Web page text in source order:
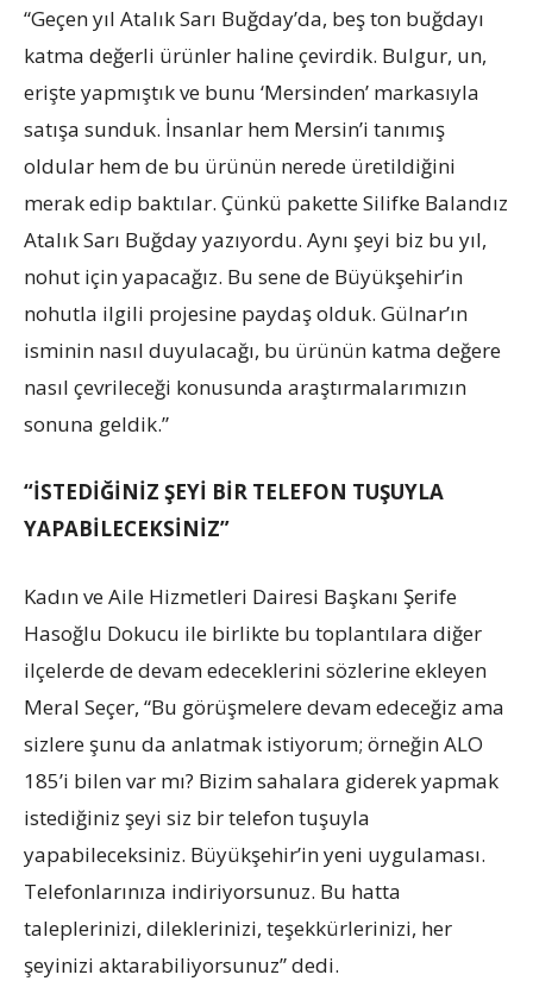
“Geçen yıl Atalık Sarı Buğday’da, beş ton buğdayı
katma değerli ürünler haline çevirdik. Bulgur, un,
erişte yapmıştık ve bunu ‘Mersinden’ markasıyla
satışa sunduk. İnsanlar hem Mersin’i tanımış
oldular hem de bu ürünün nerede üretildiğini
merak edip baktılar. Çünkü pakette Silifke Balandız
Atalık Sarı Buğday yazıyordu. Aynı şeyi biz bu yıl,
nohut için yapacağız. Bu sene de Büyükşehir’in
nohutla ilgili projesine paydaş olduk. Gülnar’ın
isminin nasıl duyulacağı, bu ürünün katma değere
nasıl çevrileceği konusunda araştırmalarımızın
sonuna geldik.”
“İSTEDİĞİNİZ ŞEYİ BİR TELEFON TUŞUYLA
YAPABİLECEKSİNİZ”
Kadın ve Aile Hizmetleri Dairesi Başkanı Şerife
Hasoğlu Dokucu ile birlikte bu toplantılara diğer
ilçelerde de devam edeceklerini sözlerine ekleyen
Meral Seçer, “Bu görüşmelere devam edeceğiz ama
sizlere şunu da anlatmak istiyorum; örneğin ALO
185’i bilen var mı? Bizim sahalara giderek yapmak
istediğiniz şeyi siz bir telefon tuşuyla
yapabileceksiniz. Büyükşehir’in yeni uygulaması.
Telefonlarınıza indiriyorsunuz. Bu hatta
taleplerinizi, dileklerinizi, teşekkürlerinizi, her
şeyinizi aktarabiliyorsunuz” dedi.